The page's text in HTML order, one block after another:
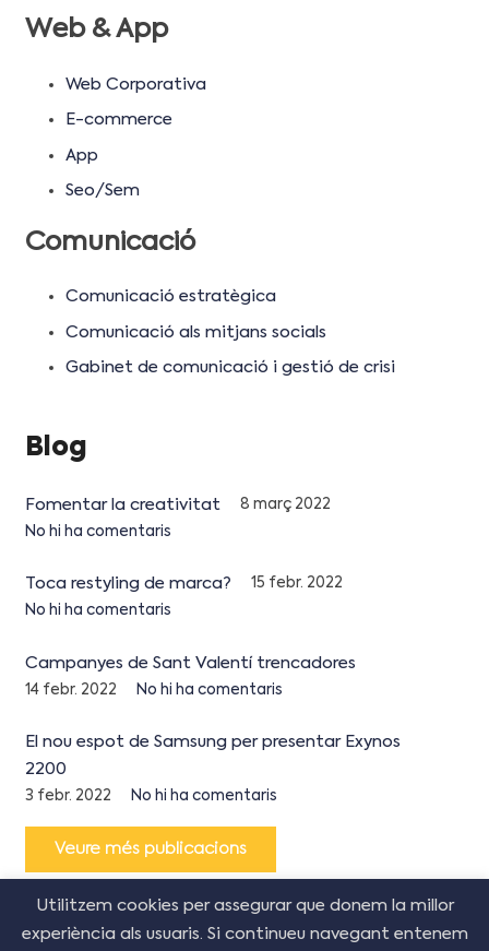
Web & App
Web Corporativa
E-commerce
App
Seo/Sem
Comunicació
Comunicació estratègica
Comunicació als mitjans socials
Gabinet de comunicació i gestió de crisi
Blog
Fomentar la creativitat
8 març 2022
No hi ha comentaris
Toca restyling de marca?
15 febr. 2022
No hi ha comentaris
Campanyes de Sant Valentí trencadores
14 febr. 2022 No hi ha comentaris
El nou espot de Samsung per presentar Exynos
2200
3 febr. 2022 No hi ha comentaris
Veure més publicacions
Utilitzem cookies per assegurar que donem la millor
experiència als usuaris. Si continueu navegant entenem